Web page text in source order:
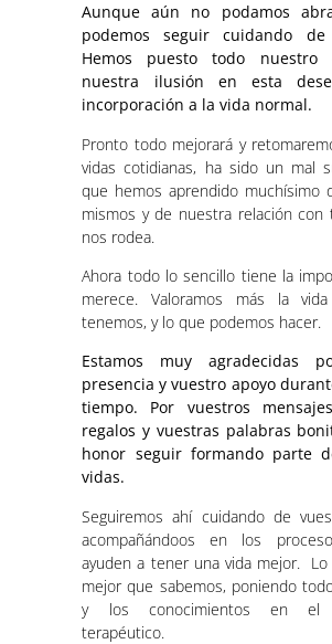
Aunque aún no podamos
podemos seguir cuidando
Hemos puesto todo nuestro
nuestra ilusión en esta
incorporación a la vida normal.
Pronto todo mejorará y
vidas cotidianas, ha sido un mal
que hemos aprendido muchísimo
mismos y de nuestra relación con
nos rodea.
Ahora todo lo sencillo tiene la
merece. Valoramos más la
tenemos, y lo que podemos hacer.
Estamos muy agradecidas
presencia y vuestro apoyo
tiempo. Por vuestros
regalos y vuestras palabras
honor seguir formando parte
vidas.
Seguiremos ahí cuidando de
acompañándoos en los
ayuden a tener una vida mejor.
mejor que sabemos, poniendo
y los conocimientos en el
terapéutico.